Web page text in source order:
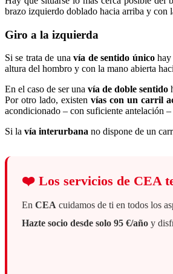
brazo izquierdo doblado hacia arriba y con
Giro a la izquierda
Si se trata de unavía de sentido únicohay
altura del hombro y con la mano abierta
En el caso de ser una vía de doble sentido
Por otro lado, existen vías con un carril
acondicionado – con suficiente antelación
Si la vía interurbana no dispone de un
❤️ Los servicios de CEA
En CEA cuidamos de ti en todos los
Hazte socio desde solo 95 €/año y